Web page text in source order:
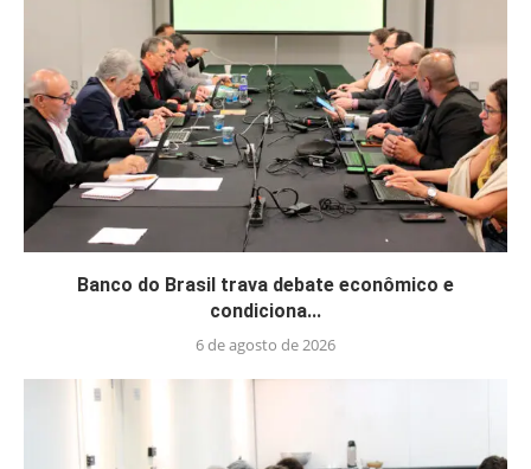
Banco do Brasil trava debate econômico e
condiciona...
6 de agosto de 2026